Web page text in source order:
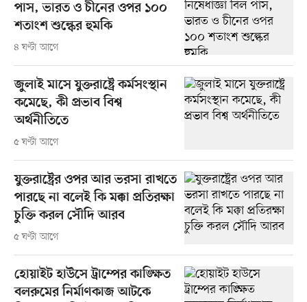
পাস, ভারত ও চীনের ওপর ১০০
শতাংশ শুল্কের হুমকি
৪ ঘণ্টা আগে
জুলাই মাসে যুক্তরাষ্ট্রে কর্মসংস্থান
কমেছে, কী প্রভাব বিশ্ব
অর্থনীতিতে
৫ ঘণ্টা আগে
যুক্তরাষ্ট্রের ওপর আর ভরসা রাখতে
পারছে না বলেই কি মক্কা প্রতিরক্ষা
চুক্তি করল সৌদি আরব
৫ ঘণ্টা আগে
হোয়াইট হাউসে ট্রাম্পের কাঙ্ক্ষিত
বলরুমের নির্মাণকাজ আটকে